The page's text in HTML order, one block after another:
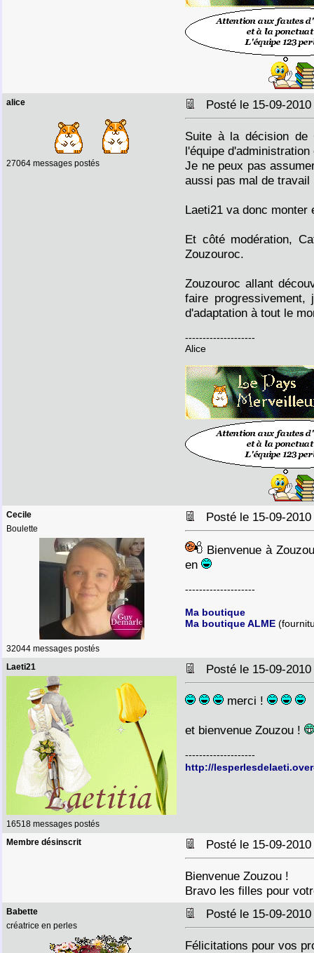
alice
27064 messages postés
Posté le 15-09-
Suite à la décision de
l'équipe
Je ne peux pas
aussi pas mal de
Laeti21 va donc
Et côté modération,
Zouzouroc.
Zouzouroc allant
faire
d'adaptation à tout le
--------------------
Alice
Cecile
Boulette
32044 messages postés
Posté le 15-09-
Bienvenue à
en
--------------------
Ma boutique
Ma boutique ALME
Laeti21
16518 messages postés
Posté le 15-09-
merci !
et bienvenue Zouzou !
--------------------
http://
Membre désinscrit Posté le 15-09-
Bienvenue Zouzou !
Bravo les filles pour
Babette
créatrice en perles
Posté le 15-09-
Félicitations pour vos